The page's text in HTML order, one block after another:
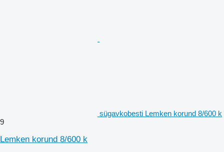
sügavkobesti Lemken korund 8/600 k
9
Lemken korund 8/600 k